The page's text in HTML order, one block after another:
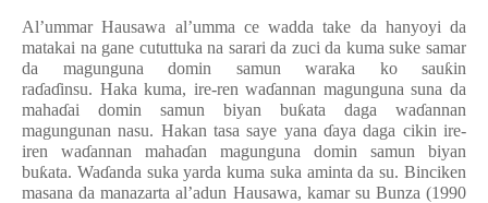
Al’ummar Hausawa al’umma ce wadda take da hanyoyi da
matakai na gane cututtuka na sarari da zuci da kuma suke samar
da magunguna domin samun waraka ko sauƙin
raɗaɗinsu. Haka kuma, ire-ren waɗannan magunguna suna da
mahaɗai domin samun biyan buƙata daga waɗannan
magungunan nasu. Hakan tasa saye yana ɗaya daga cikin ire-
iren waɗannan mahaɗan magunguna domin samun biyan
buƙata. Waɗanda suka yarda kuma suka aminta da su. Binciken
masana da manazarta al’adun Hausawa, kamar su Bunza (1990